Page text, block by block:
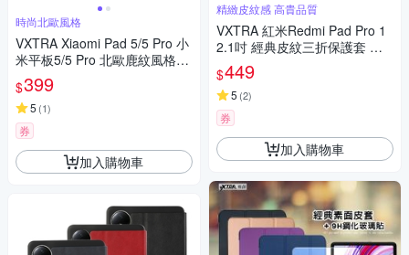
時尚北歐風格
VXTRA Xiaomi Pad 5/5 Pro 小
米平板5/5 Pro 北歐鹿紋風格平
板皮套 防潑水立架保護套
$399
5 (1)
券
加入購物車
精緻皮紋感 高貴品質
VXTRA 紅米Redmi Pad Pro 1
2.1吋 經典皮紋三折保護套 平
板皮套
$449
5 (2)
券
加入購物車